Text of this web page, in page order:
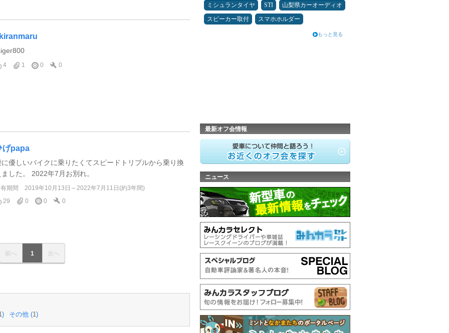
4 1 0 0
げpapa
に優しいバイクに乗りたくてスピードトリプルから乗り換
した。 2022年7月お別れ。
期間
2019年10月13日～2022年7月11日(約3年間)
29
0 0 0
前へ 1 次へ
) その他 (1)
ミシュランタイヤ
STI
山梨県カーオーディオ
スピーカー取付
スマホホルダー
もっと見る
最新オフ会情報
ニュース